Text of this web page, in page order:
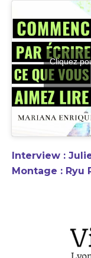
Cliquez
Interview :
Montage : Ryu